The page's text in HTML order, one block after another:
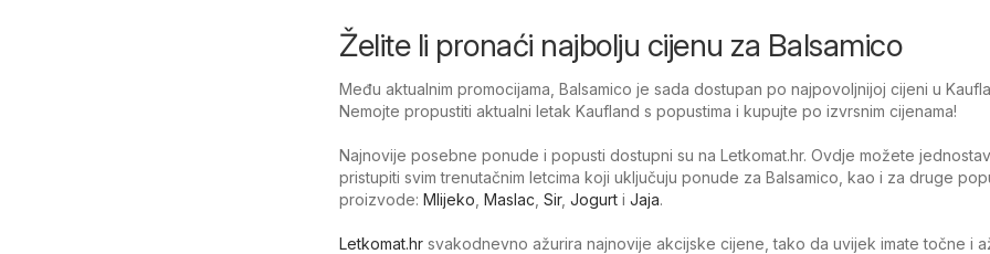
Želite li pronaći najbolju cijenu za Balsamico
Među aktualnim promocijama, Balsamico je sada dostupan po najpovoljnijoj cijeni u
Nemojte propustiti aktualni letak Kaufland s popustima i kupujte po izvrsnim cijenama!
Najnovije posebne ponude i popusti dostupni su na Letkomat.hr. Ovdje možete
pristupiti svim trenutačnim letcima koji uključuju ponude za Balsamico, kao i za druge
proizvode: Mlijeko Maslac Sir, Jogurt i Jaja.
Letkomat.hr svakodnevno ažurira najnovije akcijske cijene, tako da uvijek imate točne i